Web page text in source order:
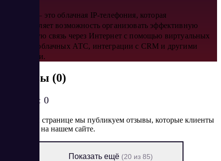
Zadarma — это облачная IP-телефония, которая
предоставляет возможность организовать эффективную
телефонную связь через Интернет с помощью виртуальных
номеров, облачных АТС, интеграции с CRM и другими
функциями.
Отзывы (0)
Рейтинг: 0
На данной странице мы публикуем отзывы, которые клиенты
оставляют на нашем сайте.
Показать ещё (20 из 85)